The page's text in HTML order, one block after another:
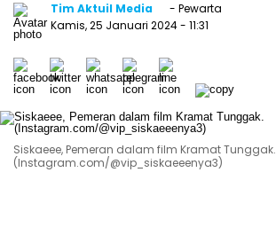
Tim Aktuil Media
- Pewarta
Kamis, 25 Januari 2024- 11:31
Siskaeee, Pemeran dalam film Kramat Tunggak.
(Instagram.com/@vip_siskaeeenya3)